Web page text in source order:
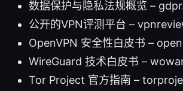
数据保护与隐私法规概览 –
公开的VPN评测平台 –
OpenVPN 安全性白皮书 –
WireGuard 技术白皮书 –
Tor Project 官方指南 –